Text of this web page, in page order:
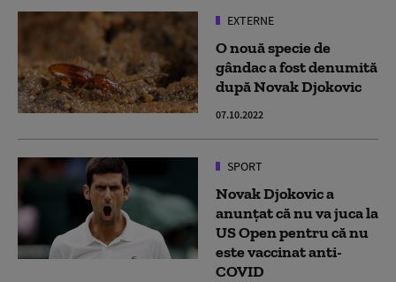
EXTERNE
O nouă specie de
gândac a fost denumită
după Novak Djokovic
07.10.2022
SPORT
Novak Djokovic a
anunțat că nu va juca la
US Open pentru că nu
este vaccinat anti-
COVID